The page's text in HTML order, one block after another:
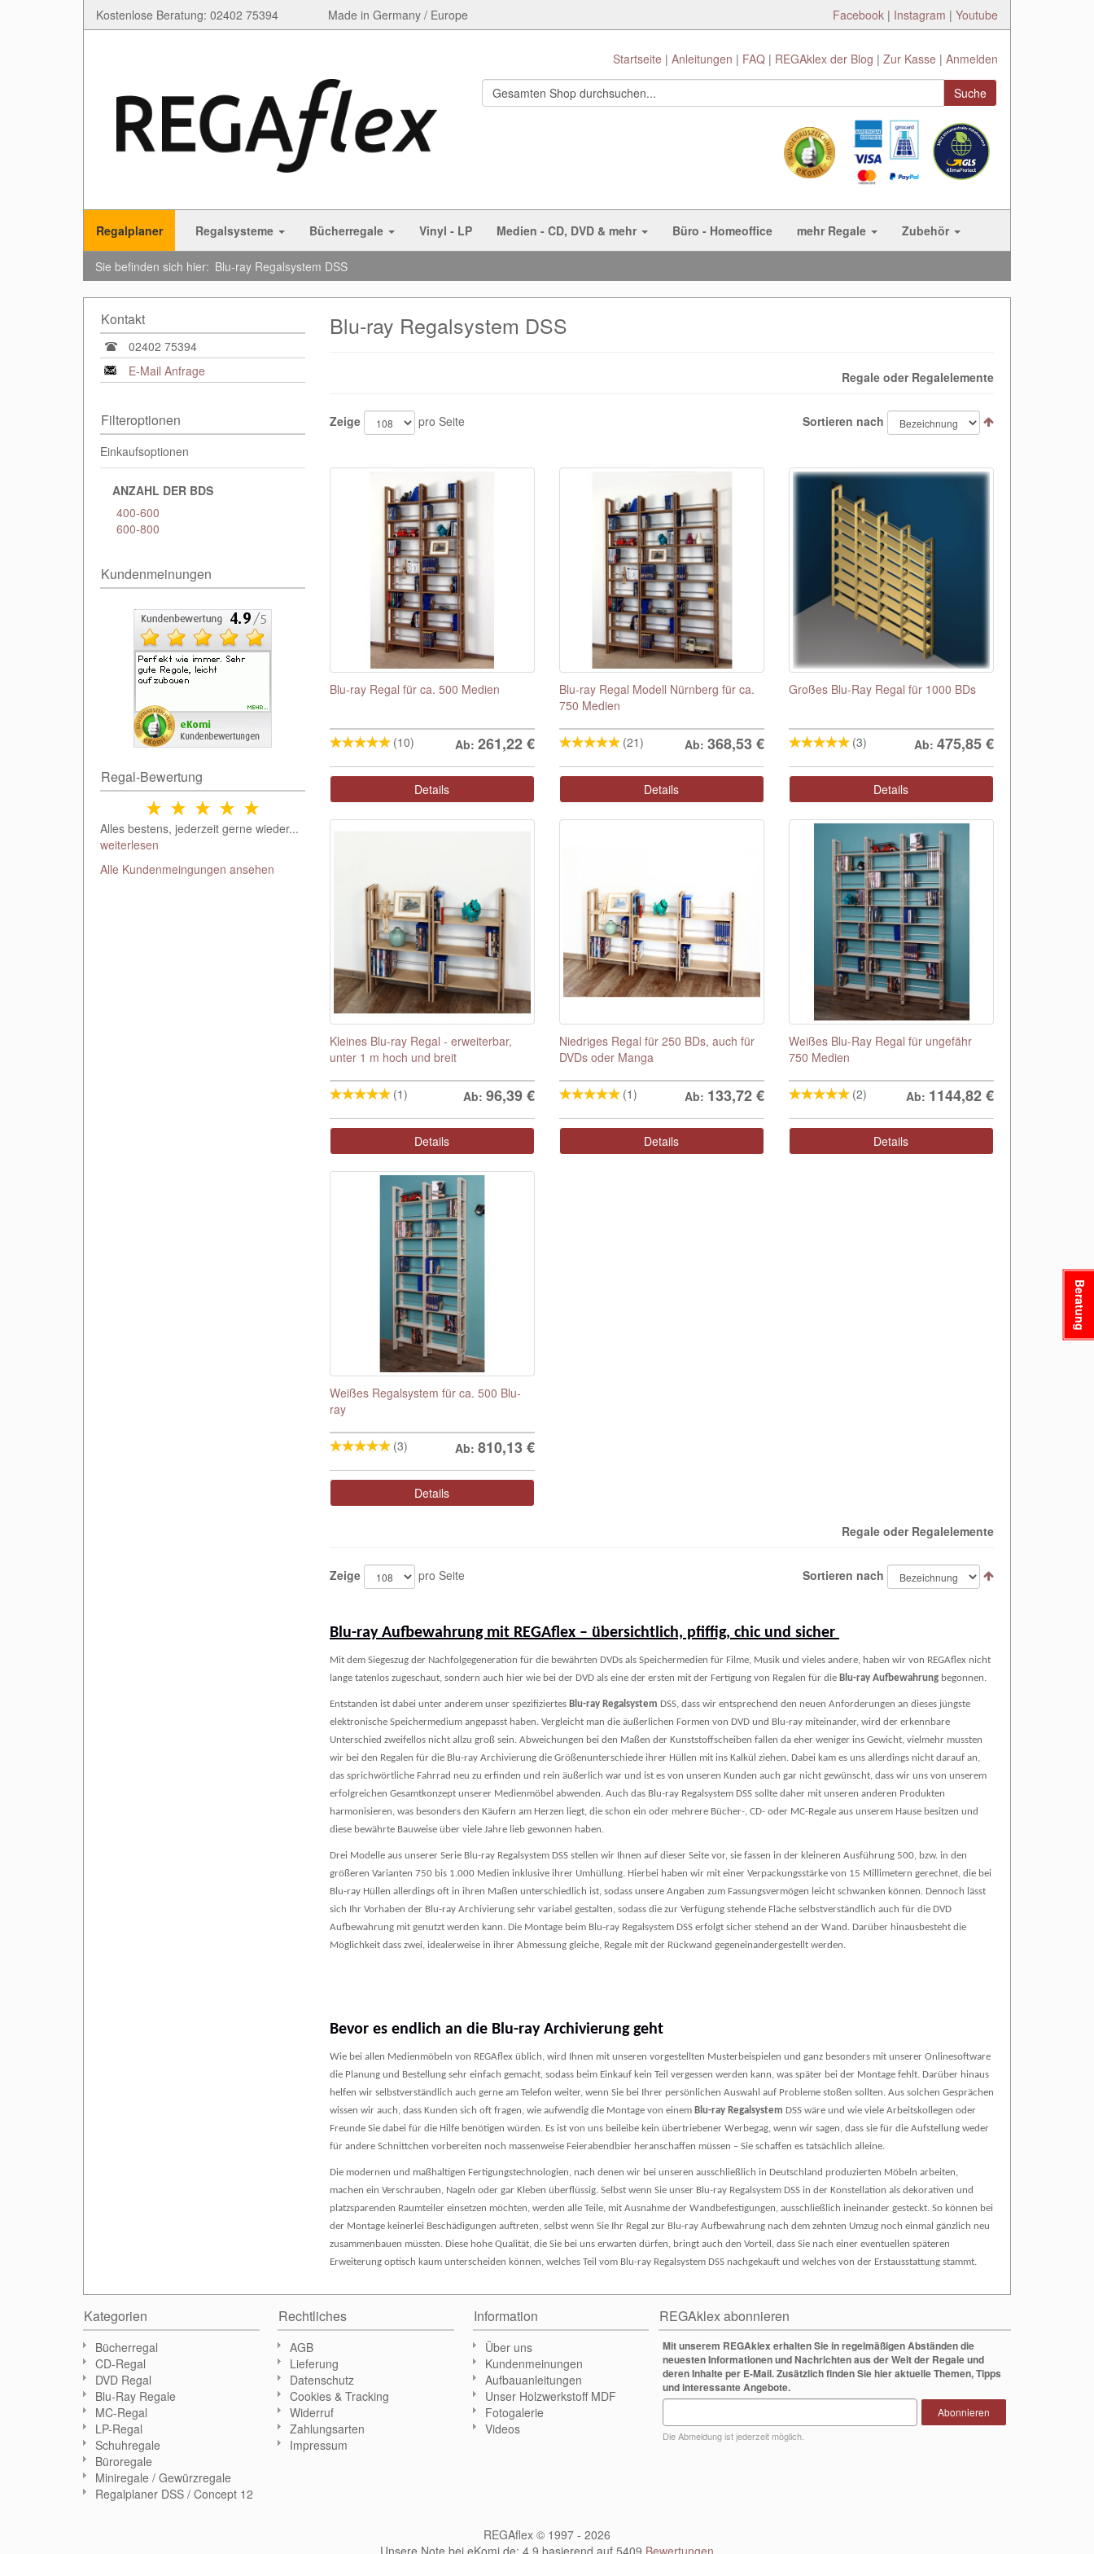
Kostenlose Beratung: 02402 75394 Made in Germany / Europe Facebook | Instagram | Youtube
Startseite Anleitungen FAQ REGAklex der Blog Zur Kasse Anmelden
Suche
Regalplaner Regalsysteme Bücherregale Vinyl - LP Medien - CD, DVD & mehr Büro - Homeoffice mehr Regale Zubehör
Sie befinden sich hier: Blu-ray Regalsystem DSS
Kontakt
02402 75394
E-Mail Anfrage
Filteroptionen
Einkaufsoptionen
ANZAHL DER BDS
400-600
600-800
Kundenmeinungen
Regal-Bewertung
Alles bestens, jederzeit gerne wieder...
weiterlesen
Alle Kundenmeingungen ansehen
Blu-ray Regalsystem DSS
Regale oder Regalelemente
Zeige pro Seite Sortieren nach
Blu-ray Regal für ca. 500 Medien
(10) Ab: 261,22€
Details
Blu-ray Regal Modell Nürnberg für ca.
750 Medien
(21) Ab: 368,53€
Details
Großes Blu-Ray Regal für 1000 BDs
(3) Ab: 475,85€
Details
Kleines Blu-ray Regal - erweiterbar,
unter 1 m hoch und breit
(1) Ab: 96,39€
Details
Niedriges Regal für 250 BDs, auch für
DVDs oder Manga
(1) Ab: 133,72€
Details
Weißes Blu-Ray Regal für ungefähr
750 Medien
(2) Ab: 1144,82€
Details
Weißes Regalsystem für ca. 500 Blu-
ray
(3) Ab: 810,13€
Details
Regale oder Regalelemente
Zeige pro Seite Sortieren nach
Blu-ray Aufbewahrung mit REGAflex – übersichtlich, pfiffig, chic und sicher
Mit dem Siegeszug der Nachfolgegeneration für die bewährten DVDs als Speichermedien für Filme, Musik und vieles andere, haben wir von REGAflex nicht
lange tatenlos zugeschaut, sondern auch hier wie bei der DVD als eine der ersten mit der Fertigung von Regalen für die Blu-ray Aufbewahrung begonnen.
Entstanden ist dabei unter anderem unser spezifiziertes Blu-ray Regalsystem DSS, dass wir entsprechend den neuen Anforderungen an dieses jüngste
elektronische Speichermedium angepasst haben. Vergleicht man die äußerlichen Formen von DVD und Blu-ray miteinander, wird der erkennbare
Unterschied zweifellos nicht allzu groß sein. Abweichungen bei den Maßen der Kunststoffscheiben fallen da eher weniger ins Gewicht, vielmehr mussten
wir bei den Regalen für die Blu-ray Archivierung die Größenunterschiede ihrer Hüllen mit ins Kalkül ziehen. Dabei kam es uns allerdings nicht darauf an,
das sprichwörtliche Fahrrad neu zu erfinden und rein äußerlich war und ist es von unseren Kunden auch gar nicht gewünscht, dass wir uns von unserem
erfolgreichen Gesamtkonzept unserer Medienmöbel abwenden. Auch das Blu-ray Regalsystem DSS sollte daher mit unseren anderen Produkten
harmonisieren, was besonders den Käufern am Herzen liegt, die schon ein oder mehrere Bücher-, CD- oder MC-Regale aus unserem Hause besitzen und
diese bewährte Bauweise über viele Jahre lieb gewonnen haben.
Drei Modelle aus unserer Serie Blu-ray Regalsystem DSS stellen wir Ihnen auf dieser Seite vor, sie fassen in der kleineren Ausführung 500, bzw. in den
größeren Varianten 750 bis 1.000 Medien inklusive ihrer Umhüllung. Hierbei haben wir mit einer Verpackungsstärke von 15 Millimetern gerechnet, die bei
Blu-ray Hüllen allerdings oft in ihren Maßen unterschiedlich ist, sodass unsere Angaben zum Fassungsvermögen leicht schwanken können. Dennoch lässt
sich Ihr Vorhaben der Blu-ray Archivierung sehr variabel gestalten, sodass die zur Verfügung stehende Fläche selbstverständlich auch für die DVD
Aufbewahrung mit genutzt werden kann. Die Montage beim Blu-ray Regalsystem DSS erfolgt sicher stehend an der Wand. Darüber hinausbesteht die
Möglichkeit dass zwei, idealerweise in ihrer Abmessung gleiche, Regale mit der Rückwand gegeneinandergestellt werden.
Bevor es endlich an die Blu-ray Archivierung geht
Wie bei allen Medienmöbeln von REGAflex üblich, wird Ihnen mit unseren vorgestellten Musterbeispielen und ganz besonders mit unserer Onlinesoftware
die Planung und Bestellung sehr einfach gemacht, sodass beim Einkauf kein Teil vergessen werden kann, was später bei der Montage fehlt. Darüber hinaus
helfen wir selbstverständlich auch gerne am Telefon weiter, wenn Sie bei Ihrer persönlichen Auswahl auf Probleme stoßen sollten. Aus solchen Gesprächen
wissen wir auch, dass Kunden sich oft fragen, wie aufwendig die Montage von einem Blu-ray Regalsystem DSS wäre und wie viele Arbeitskollegen oder
Freunde Sie dabei für die Hilfe benötigen würden. Es ist von uns beileibe kein übertriebener Werbegag, wenn wir sagen, dass sie für die Aufstellung weder
für andere Schnittchen vorbereiten noch massenweise Feierabendbier heranschaffen müssen – Sie schaffen es tatsächlich alleine.
Die modernen und maßhaltigen Fertigungstechnologien, nach denen wir bei unseren ausschließlich in Deutschland produzierten Möbeln arbeiten,
machen ein Verschrauben, Nageln oder gar Kleben überflüssig. Selbst wenn Sie unser Blu-ray Regalsystem DSS in der Konstellation als dekorativen und
platzsparenden Raumteiler einsetzen möchten, werden alle Teile, mit Ausnahme der Wandbefestigungen, ausschließlich ineinander gesteckt. So können bei
der Montage keinerlei Beschädigungen auftreten, selbst wenn Sie Ihr Regal zur Blu-ray Aufbewahrung nach dem zehnten Umzug noch einmal gänzlich neu
zusammenbauen müssten. Diese hohe Qualität, die Sie bei uns erwarten dürfen, bringt auch den Vorteil, dass Sie nach einer eventuellen späteren
Erweiterung optisch kaum unterscheiden können, welches Teil vom Blu-ray Regalsystem DSS nachgekauft und welches von der Erstausstattung stammt.
REGAklex abonnieren
Mit unserem REGAklex erhalten Sie in regelmäßigen Abständen die
neuesten Informationen und Nachrichten aus der Welt der Regale und
deren Inhalte per E-Mail. Zusätzlich finden Sie hier aktuelle Themen, Tipps
und interessante Angebote.
Die Abmeldung ist jederzeit möglich.
Abonnieren
Kategorien
Bücherregal
CD-Regal
DVD Regal
Blu-Ray Regale
MC-Regal
LP-Regal
Schuhregale
Büroregale
Miniregale / Gewürzregale
Regalplaner DSS / Concept 12
Rechtliches
AGB
Lieferung
Datenschutz
Cookies & Tracking
Widerruf
Zahlungsarten
Impressum
Information
Über uns
Kundenmeinungen
Aufbauanleitungen
Unser Holzwerkstoff MDF
Fotogalerie
Videos
REGAflex © 1997 - 2026
Unsere Note bei eKomi.de: 4,9 basierend auf 5409 Bewertungen
Beratung